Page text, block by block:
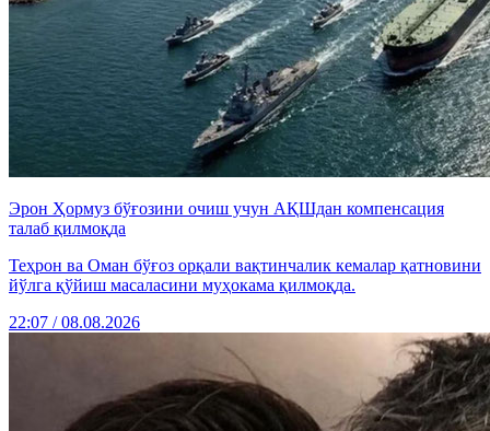
Эрон Ҳормуз бўғозини очиш учун АҚШдан компенсация
талаб қилмоқда
Теҳрон ва Оман бўғоз орқали вақтинчалик кемалар қатновини
йўлга қўйиш масаласини муҳокама қилмоқда.
22:07 / 08.08.2026